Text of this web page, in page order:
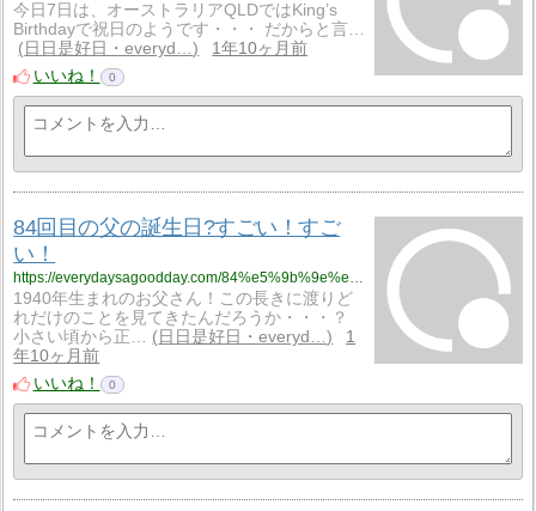
今日7日は、オーストラリアQLDではKing’s
Birthdayで祝日のようです・・・ だからと言…
日日是好日・everyd…
1年10ヶ月前
いいね！
0
84回目の父の誕生日?すごい！すご
い！
https://everydaysagoodday.com/84%e5%9b%9e%e7%9b%ae%e3%81%ae%e7%88%b6%e3%81%ae%e8%aa%95%e7%94%9f%e6%97%a5%f0%9f%8e%8a%e3%81%99%e3%81%94%e3%81%84%ef%bc%81%e3%81%99%e3%81%94%e3%81%84%ef%bc%81/
1940年生まれのお父さん！この長きに渡りど
れだけのことを見てきたんだろうか・・・？
小さい頃から正…
日日是好日・everyd…
1
年10ヶ月前
いいね！
0